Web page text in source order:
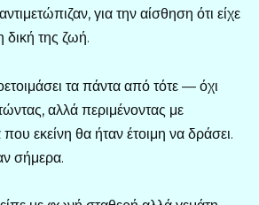
για την αίσθηση ότι είχε
δική της ζωή.
τα πάντα από τότε — όχι
αλλά περιμένοντας με
εκείνη θα ήταν έτοιμη να δράσει.
σήμερα.